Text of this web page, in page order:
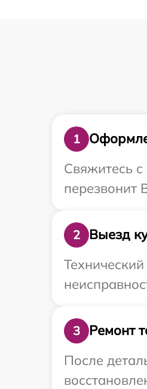
1
Свяжитесь
перезвонит
2
Выезд
3
Ремонт
После